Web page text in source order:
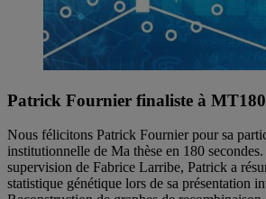
Patrick Fournier finaliste à MT180
Nous félicitons Patrick Fournier pour sa
institutionnelle de Ma thèse en 180
supervision de Fabrice Larribe, Patrick a
statistique génétique lors de sa présentation